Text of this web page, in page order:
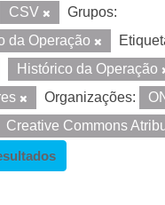
CSV
Grupos:
da Operação
Histórico da Operação
Organizações:
Creative Commons